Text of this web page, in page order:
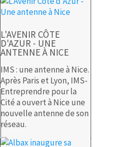
L'AVENIR CÔTE
D'AZUR - UNE
ANTENNE À NICE
IMS : une antenne à Nice.
Après Paris et Lyon, IMS-
Entreprendre pour la
Cité a ouvert à Nice une
nouvelle antenne de son
réseau.